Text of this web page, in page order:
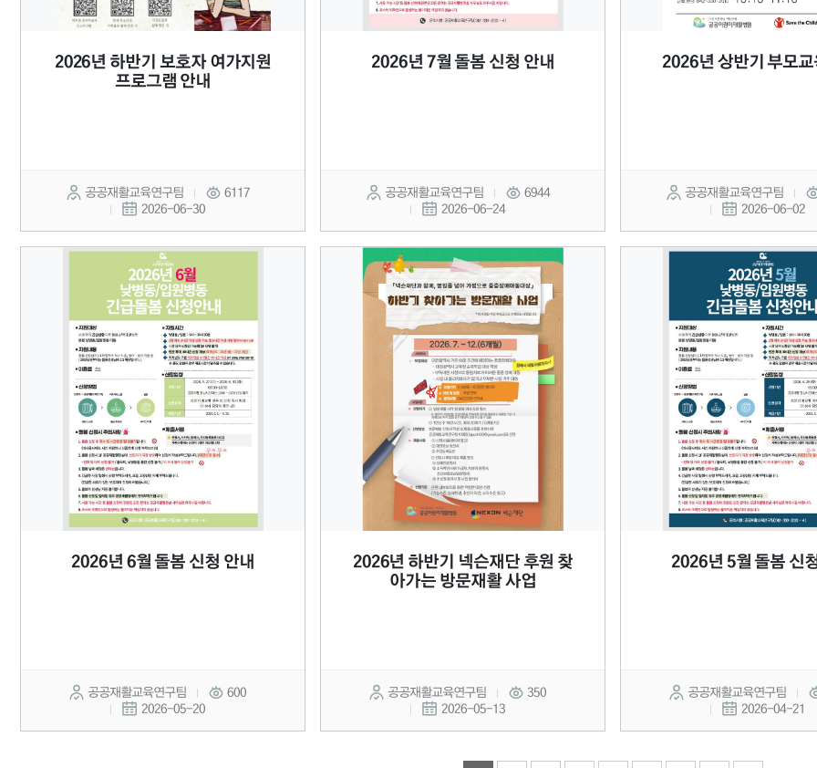
2026년 하반기 보호자 여가지원
프로그램 안내
공공재활교육연구팀
6117
2026-06-30
2026년 7월 돌봄 신청 안내
공공재활교육연구팀
6944
2026-06-24
2026년 상반기 부모
공공재활교육연구팀
2026-06-02
2026년 6월 돌봄 신청 안내
공공재활교육연구팀
600
2026-05-20
2026년 하반기 넥슨재단 후원 찾
아가는 방문재활 사업
공공재활교육연구팀
350
2026-05-13
2026년 5월 돌봄 신
공공재활교육연구팀
2026-04-21